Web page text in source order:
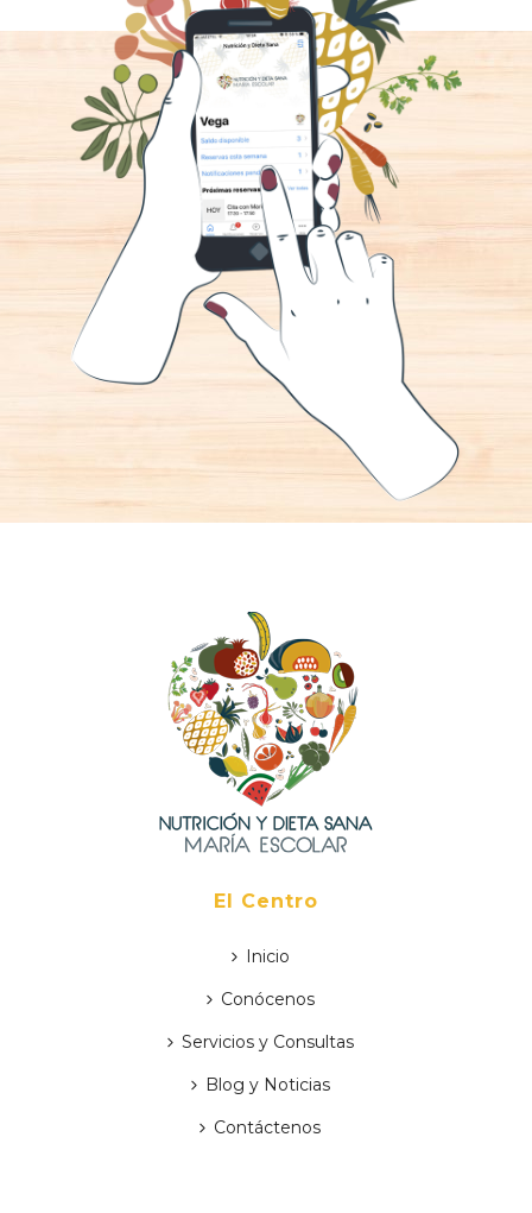
El Centro
Inicio
Conócenos
Servicios y Consultas
Blog y Noticias
Contáctenos